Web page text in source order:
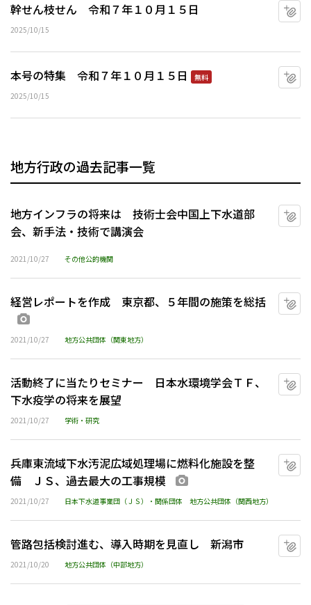
幹せん枝せん 令和７年１０月１５日
2025/10/15
本号の特集 令和７年１０月１５日
無料
2025/10/15
地方行政の過去記事一覧
地方インフラの将来は 技術士会中国上下水道部
会、新手法・技術で講演会
2021/10/27 その他公的機関
経営レポートを作成 東京都、５年間の施策を総括
2021/10/27 地方公共団体（関東地方）
活動終了に当たりセミナー 日本水環境学会ＴＦ、
下水疫学の将来を展望
2021/10/27 学術・研究
兵庫東流域下水汚泥広域処理場に燃料化施設を整
備 ＪＳ、過去最大の工事規模
2021/10/27 日本下水道事業団（ＪＳ）・関係団体 地方公共団体（関西地方）
管路包括検討進む、導入時期を見直し 新潟市
2021/10/20 地方公共団体（中部地方）